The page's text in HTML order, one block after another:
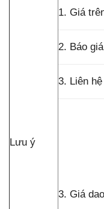
Lưu ý
1. Giá
2. Báo
3. Liên
3. Giá